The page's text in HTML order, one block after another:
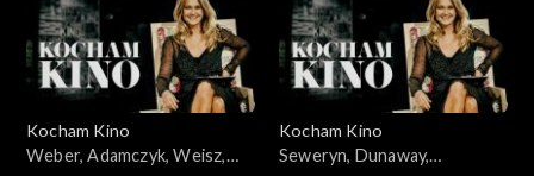
Kocham Kino
Weber, Adamczyk, Weisz,
Kocham Kino
Seweryn, Dunaway,